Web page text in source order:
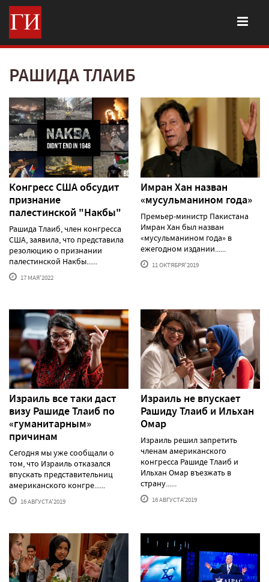
РАШИДА ТЛАИБ
Конгресс США обсудит
признание
палестинской "Накбы"
Рашида Тлаиб, член конгресса
США, заявила, что представила
резолюцию о признании
палестинской Накбы......
17 МАЯ'2022
Имран Хан назван
«мусульманином года»
Премьер-министр Пакистана
Имран Хан был назван
«мусульманином года» в
ежегодном издании......
11 ОКТЯБРЯ'2019
Израиль все таки даст
визу Рашиде Тлаиб по
«гуманитарным»
причинам
Сегодня мы уже сообщали о
том, что Израиль отказался
впускать представительниц
американского конгре......
16 АВГУСТА'2019
Израиль не впускает
Рашиду Тлаиб и Ильхан
Омар
Израиль решил запретить
членам американского
конгресса Рашиде Тлаиб и
Ильхан Омар въезжать в
страну......
16 АВГУСТА'2019